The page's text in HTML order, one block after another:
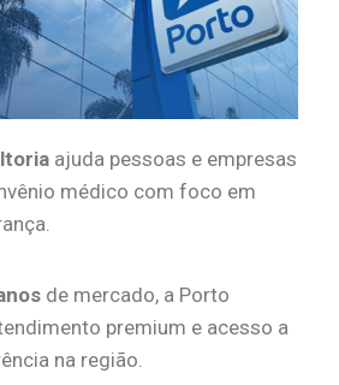
ajuda pessoas e empresas
médico com foco em
de mercado, a Porto
premium e acesso a
na região.